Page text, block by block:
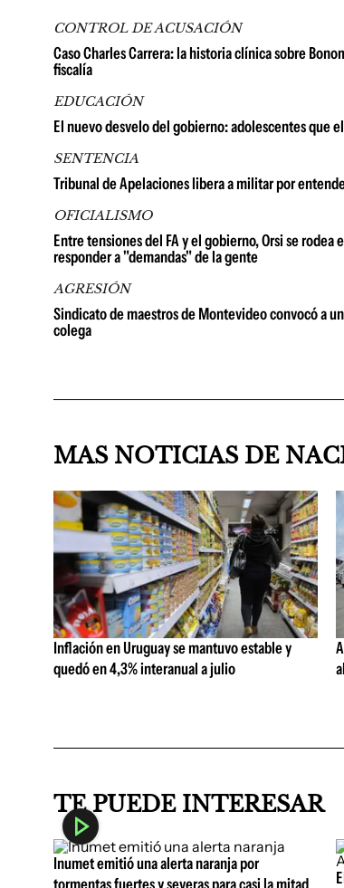
CONTROL DE ACUSACIÓN
Caso Charles Carrera: la historia clínica sobre
fiscalía
EDUCACIÓN
El nuevo desvelo del gobierno: adolescentes que
SENTENCIA
Tribunal de Apelaciones libera a militar por
OFICIALISMO
Entre tensiones del FA y el gobierno, Orsi se
responder a "demandas" de la gente
AGRESIÓN
Sindicato de maestros de Montevideo convocó a
colega
MAS NOTICIAS DE
Inflación en Uruguay se mantuvo estable y
quedó en 4,3% interanual a julio
TE PUEDE INTERESAR
Inumet emitió una alerta naranja por